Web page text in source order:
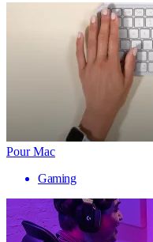
Pour Mac
Gaming